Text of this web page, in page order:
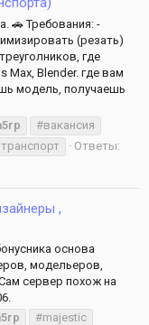
🚗 Требования: -
(резать)
где
Blender. где вам
модель, получаешь
#вакансия
транспорт
Ответы:
,
основа
модельеров,
сервер похож на
#majestic